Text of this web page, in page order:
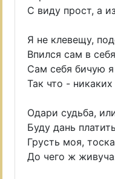
С виду прост, а
Я не клевещу,
Впился сам в
Сам себя бичую
Так что -
Одари судьба,
Буду дань
Грусть моя,
До чего ж